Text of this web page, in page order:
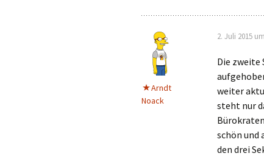
Arndt
Noack
2. Juli 2015
Die zweite
weiter
steht nur
schön und
den drei